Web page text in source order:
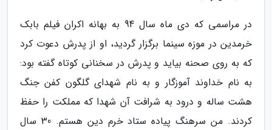
در مراسمی که دی ماه سال 94 به بهانه اکران فیلم بابک
خرمدین در موزه سینما برگزار گردید، او از پدرش دعوت کرد
که به روی صحنه بیاید و پدرش در سخنانی کوتاه گفته بود:
به نام خداوند آموزگار و به نام شهدای گلگون کفن جنگ
هشت ساله و درود به شرافت آن شهدا که مملکت را حفظ
کردند. من سرهنگ پیاده ستاد خرم دین هستم. 30 سال